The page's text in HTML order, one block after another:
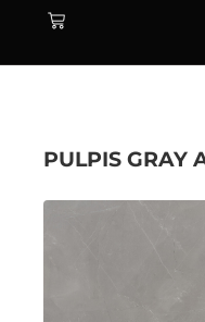
PULPIS GRAY